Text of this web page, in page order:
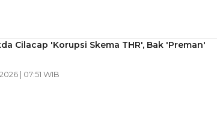
Cilacap 'Korupsi Skema THR', Bak 'Preman'
| 07:51 WIB